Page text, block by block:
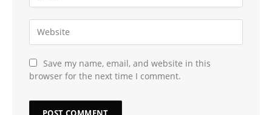
Save my name, email, and website in this
browser for the next time I comment.